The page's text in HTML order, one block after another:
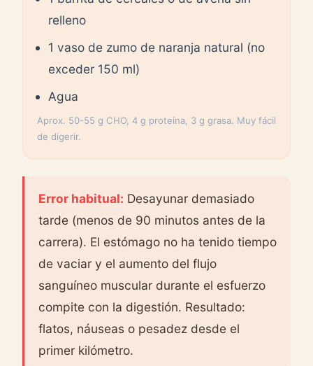
relleno
1 vaso de zumo de naranja natural (no
exceder 150 ml)
Agua
Aprox. 50-55 g CHO, 4 g proteína, 3 g grasa. Muy fácil
de digerir.
Error habitual: Desayunar demasiado
tarde (menos de 90 minutos antes de la
carrera). El estómago no ha tenido tiempo
de vaciar y el aumento del flujo
sanguíneo muscular durante el esfuerzo
compite con la digestión. Resultado:
flatos, náuseas o pesadez desde el
primer kilómetro.